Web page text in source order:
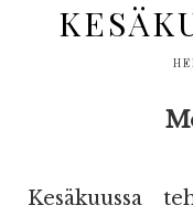
Kesäkuussa